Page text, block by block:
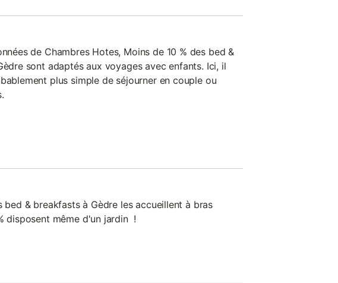
de Chambres Hotes, Moins de 10 % des bed &
sont adaptés aux voyages avec enfants. Ici, il
plus simple de séjourner en couple ou
bed & breakfasts à Gèdre les accueillent à bras
disposent même d'un jardin !